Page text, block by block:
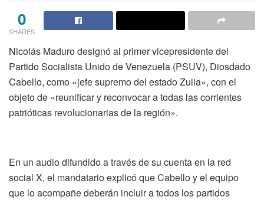
0
SHARES
Nicolás Maduro designó al primer vicepresidente del
Partido Socialista Unido de Venezuela (PSUV), Diosdado
Cabello, como «jefe supremo del estado Zulia», con el
objeto de «reunificar y reconvocar a todas las corrientes
patrióticas revolucionarias de la región».
En un audio difundido a través de su cuenta en la red
social X, el mandatario explicó que Cabello y el equipo
que lo acompañe deberán incluir a todos los partidos